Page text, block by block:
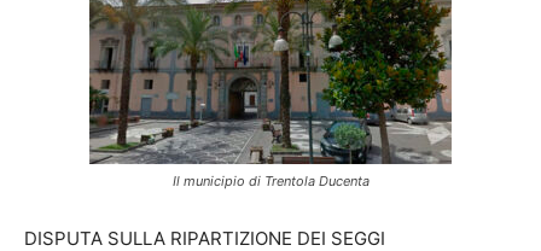
Il municipio di Trentola Ducenta
DISPUTA SULLA RIPARTIZIONE DEI SEGGI